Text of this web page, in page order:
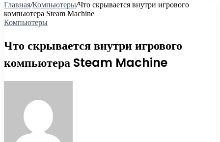
Главная/Компьютеры/Что скрывается внутри игрового
компьютера Steam Machine
Компьютеры
Что скрывается внутри игрового
компьютера Steam Machine